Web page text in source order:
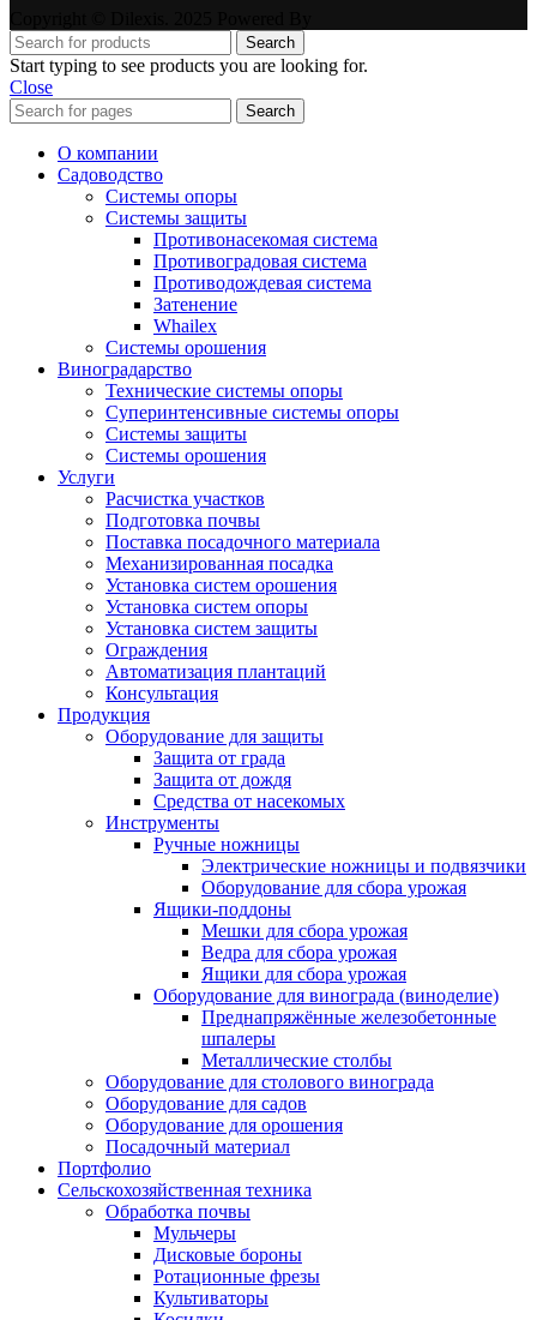
Search
Start typing to see products you are looking for.
Close
Search
О компании
Садоводство
Системы опоры
Системы защиты
Противонасекомая система
Противоградовая система
Противодождевая система
Затенение
Whailex
Системы орошения
Виноградарство
Технические системы опоры
Суперинтенсивные системы опоры
Системы защиты
Системы орошения
Услуги
Расчистка участков
Подготовка почвы
Поставка посадочного материала
Механизированная посадка
Установка систем орошения
Установка систем опоры
Установка систем защиты
Ограждения
Автоматизация плантаций
Консультация
Продукция
Оборудование для защиты
Защита от града
Защита от дождя
Средства от насекомых
Инструменты
Ручные ножницы
Электрические ножницы и подвязчики
Оборудование для сбора урожая
Ящики-поддоны
Мешки для сбора урожая
Ведра для сбора урожая
Ящики для сбора урожая
Оборудование для винограда (виноделие)
Преднапряжённые железобетонные
шпалеры
Металлические столбы
Оборудование для столового винограда
Оборудование для садов
Оборудование для орошения
Посадочный материал
Портфолио
Сельскохозяйственная техника
Обработка почвы
Мульчеры
Дисковые бороны
Ротационные фрезы
Культиваторы